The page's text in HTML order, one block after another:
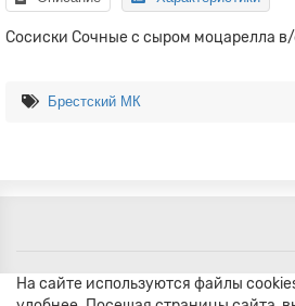
Сосиски Сочные с сыром моцарелла
Брестский МК
На сайте используются файлы